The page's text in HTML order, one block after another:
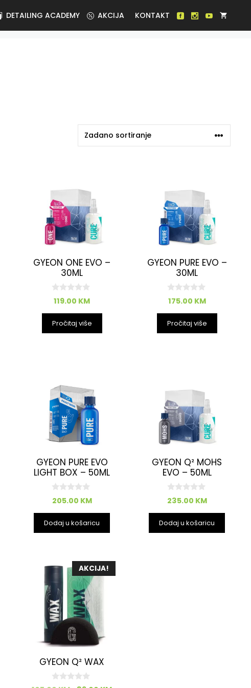
DETAILING ACADEMY AKCIJA KONTAKT
GYEON ONE EVO –
30ML
0
o
d
5
119.00 KM
Pročitaj više
GYEON PURE EVO –
30ML
0
o
d
5
175.00 KM
Pročitaj više
GYEON PURE EVO
LIGHT BOX – 50ML
0
o
d
205.00 KM
Dodaj u košaricu
GYEON Q² MOHS
EVO – 50ML
0
o
d
235.00 KM
Dodaj u košaricu
AKCIJA!
GYEON Q² WAX